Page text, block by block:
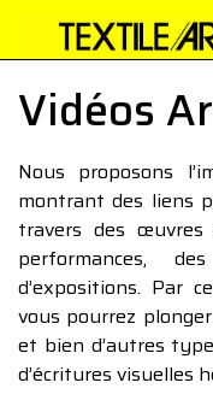
Vidéos
Nous proposons
montrant des liens
travers des œuvres
performances,
d’expositions. Par
vous pourrez
et bien d’autres
d’écritures visuelles